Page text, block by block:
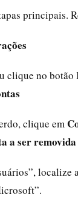
principais.
clique no
clique em
a ser removida
localize